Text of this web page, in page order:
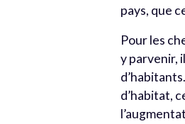
pays, que
Pour les
y parvenir,
d’habitat,